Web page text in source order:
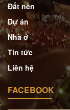
Đất nền
Dự án
Nhà ở
Tin tức
Liên hệ
FACEBOOK